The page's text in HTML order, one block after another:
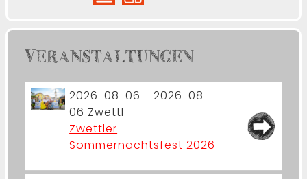
VERANSTALTUNGEN
2026-08-06 - 2026-08-
06 Zwettl
Zwettler
Sommernachtsfest 2026